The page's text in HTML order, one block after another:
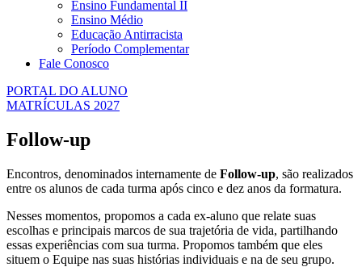
Ensino Fundamental II
Ensino Médio
Educação Antirracista
Período Complementar
Fale Conosco
PORTAL DO ALUNO
MATRÍCULAS 2027
Follow-up
Encontros, denominados internamente de Follow-up, são realizados
entre os alunos de cada turma após cinco e dez anos da formatura.
Nesses momentos, propomos a cada ex-aluno que relate suas
escolhas e principais marcos de sua trajetória de vida, partilhando
essas experiências com sua turma. Propomos também que eles
situem o Equipe nas suas histórias individuais e na de seu grupo.